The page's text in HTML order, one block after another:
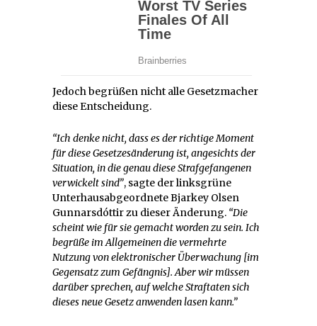
Jedoch begrüßen nicht alle Gesetzmacher
diese Entscheidung.
“Ich denke nicht, dass es der richtige Moment
für diese Gesetzesänderung ist, angesichts der
Situation, in die genau diese Strafgefangenen
verwickelt sind”, sagte der linksgrüne
Unterhausabgeordnete Bjarkey Olsen
Gunnarsdóttir zu dieser Änderung. “Die
scheint wie für sie gemacht worden zu sein. Ich
begrüße im Allgemeinen die vermehrte
Nutzung von elektronischer Überwachung [im
Gegensatz zum Gefängnis]. Aber wir müssen
darüber sprechen, auf welche Straftaten sich
dieses neue Gesetz anwenden lasen kann.”